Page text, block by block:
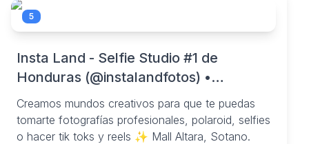
5
Insta Land - Selfie Studio #1 de
Honduras (@instalandfotos) •
Instagram photos and videos
Creamos mundos creativos para que te puedas
tomarte fotografías profesionales, polaroid, selfies
o hacer tik toks y reels ✨ Mall Altara, Sotano.